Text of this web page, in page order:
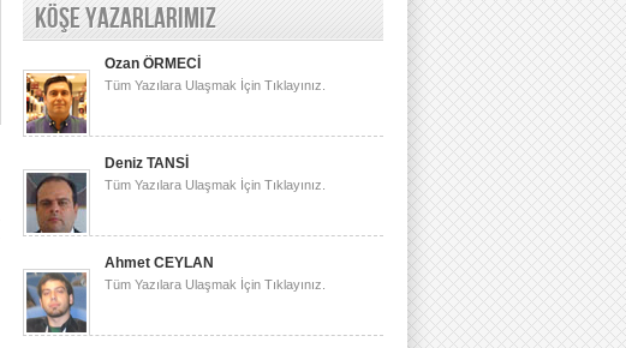
KÖŞE YAZARLARIMIZ
Ozan ÖRMECİ
Tüm Yazılara Ulaşmak İçin Tıklayınız.
Deniz TANSİ
Tüm Yazılara Ulaşmak İçin Tıklayınız.
Ahmet CEYLAN
Tüm Yazılara Ulaşmak İçin Tıklayınız.